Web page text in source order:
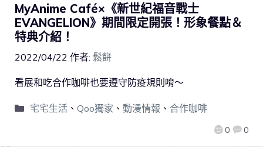
MyAnime Café×《新世紀福音戰士
EVANGELION》期間限定開張！形象餐點＆
特典介紹！
2022/04/22 作者: 鬆餅
0 0
看展和吃合作咖啡也要遵守防疫規則唷～
宅宅生活、 Qoo獨家 、 動漫情報 、 合作咖啡